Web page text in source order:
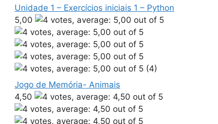
Unidade 1 – Exercícios iniciais 1 – Python
5,00
(4)
Jogo de Memória- Animais
4,50